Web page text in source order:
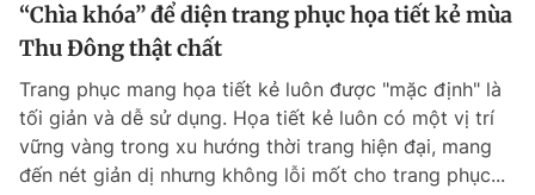
“Chìa khóa” để diện trang phục họa tiết kẻ mùa
Thu Đông thật chất
Trang phục mang họa tiết kẻ luôn được "mặc định" là
tối giản và dễ sử dụng. Họa tiết kẻ luôn có một vị trí
vững vàng trong xu hướng thời trang hiện đại, mang
đến nét giản dị nhưng không lỗi mốt cho trang phục...